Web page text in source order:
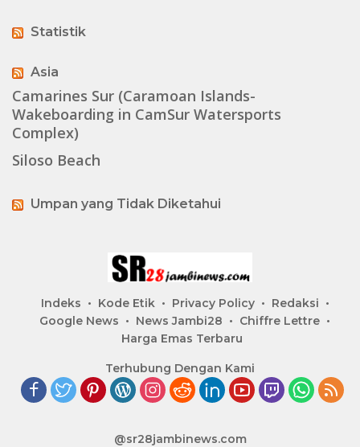
Statistik
Asia
Camarines Sur (Caramoan Islands-
Wakeboarding in CamSur Watersports
Complex)
Siloso Beach
Umpan yang Tidak Diketahui
Indeks Kode Etik Privacy Policy
Redaksi
Google News
News Jambi28
Chiffre Lettre
Harga Emas Terbaru
Terhubung Dengan Kami
@sr28jambinews.com